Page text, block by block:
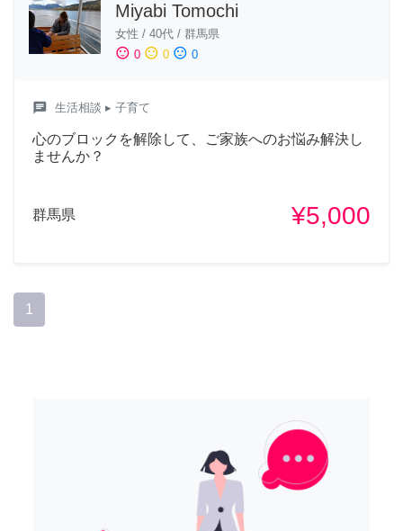
Miyabi Tomochi
女性 / 40代 / 群馬県
sentiment_satisfied 0 sentiment_neutral 0 sentiment_dissatisfied 0
chat 生活相談 ▸ 子育て
心のブロックを解除して、ご家族へのお悩み解決し
ませんか？
群馬県 ¥5,000
1